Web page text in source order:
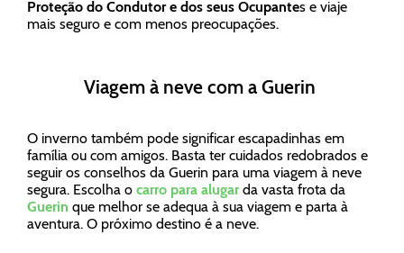
Proteção do Condutor e dos seus Ocupantes e viaje
mais seguro e com menos preocupações.
Viagem à neve com a Guerin
O inverno também pode significar escapadinhas em
família ou com amigos. Basta ter cuidados redobrados e
seguir os conselhos da Guerin para uma viagem à neve
segura. Escolha o carro para alugarda vasta frota da
Guerin que melhor se adequa à sua viagem e parta à
aventura. O próximo destino é a neve.